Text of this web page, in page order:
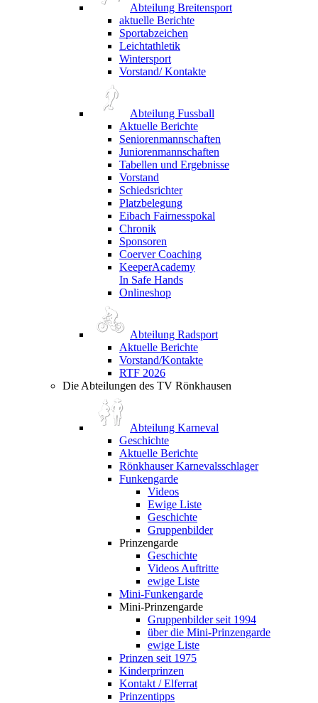
Abteilung Breitensport
aktuelle Berichte
Sportabzeichen
Leichtathletik
Wintersport
Vorstand/ Kontakte
Abteilung Fussball
Aktuelle Berichte
Seniorenmannschaften
Juniorenmannschaften
Tabellen und Ergebnisse
Vorstand
Schiedsrichter
Platzbelegung
Eibach Fairnesspokal
Chronik
Sponsoren
Coerver Coaching
KeeperAcademy
In Safe Hands
Onlineshop
Abteilung Radsport
Aktuelle Berichte
Vorstand/Kontakte
RTF 2026
Die Abteilungen des TV Rönkhausen
Abteilung Karneval
Geschichte
Aktuelle Berichte
Rönkhauser Karnevalsschlager
Funkengarde
Videos
Ewige Liste
Geschichte
Gruppenbilder
Prinzengarde
Geschichte
Videos Auftritte
ewige Liste
Mini-Funkengarde
Mini-Prinzengarde
Gruppenbilder seit 1994
über die Mini-Prinzengarde
ewige Liste
Prinzen seit 1975
Kinderprinzen
Kontakt / Elferrat
Prinzentipps